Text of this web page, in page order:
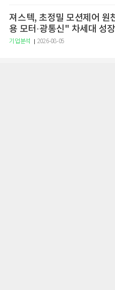
져스텍, 초정밀 모션제어 원
용 모터·광통신" 차세대 성
기업분석 2026-08-05